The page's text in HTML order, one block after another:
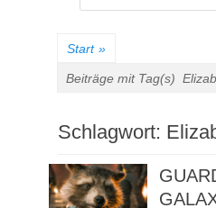
nach:
Start »
Beiträge mit Tag(s)
Schlagwort: